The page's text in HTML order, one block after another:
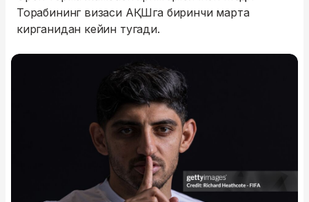
Торабининг визаси АҚШга биринчи марта
кирганидан кейин тугади.